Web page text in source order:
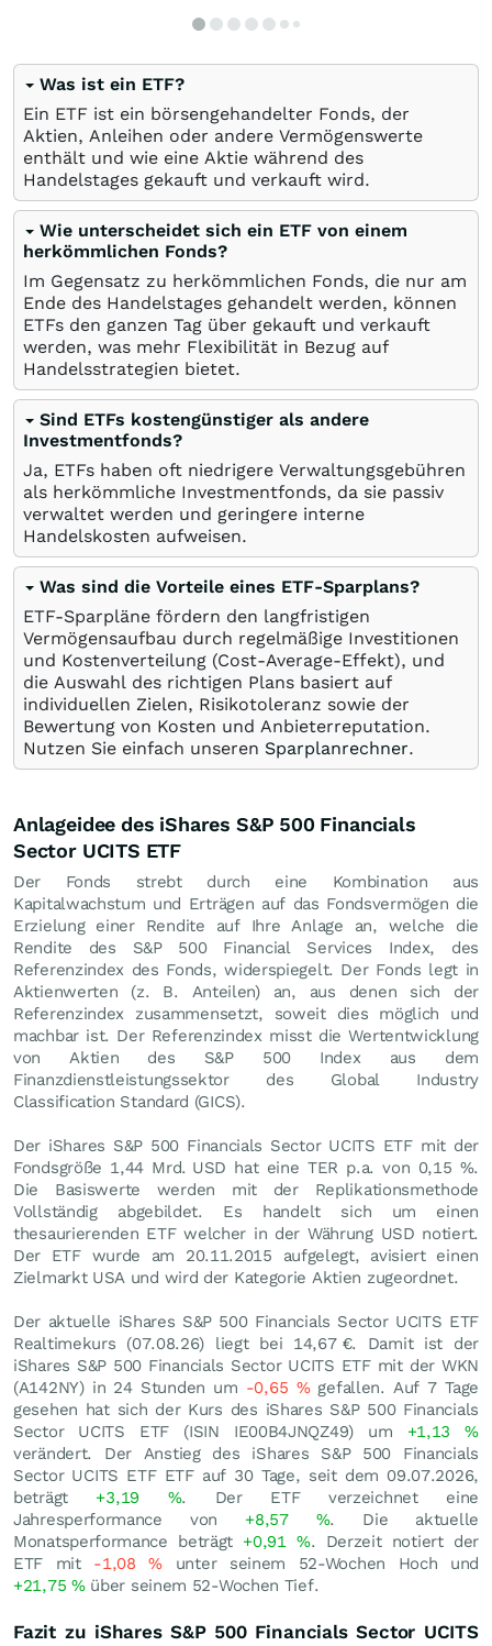
Was ist ein ETF?
Ein ETF ist ein börsengehandelter Fonds, der
Aktien, Anleihen oder andere Vermögenswerte
enthält und wie eine Aktie während des
Handelstages gekauft und verkauft wird.
Wie unterscheidet sich ein ETF von einem
herkömmlichen Fonds?
Im Gegensatz zu herkömmlichen Fonds, die nur am
Ende des Handelstages gehandelt werden, können
ETFs den ganzen Tag über gekauft und verkauft
werden, was mehr Flexibilität in Bezug auf
Handelsstrategien bietet.
Sind ETFs kostengünstiger als andere
Investmentfonds?
Ja, ETFs haben oft niedrigere Verwaltungsgebühren
als herkömmliche Investmentfonds, da sie passiv
verwaltet werden und geringere interne
Handelskosten aufweisen.
Was sind die Vorteile eines ETF-Sparplans?
ETF-Sparpläne fördern den langfristigen
Vermögensaufbau durch regelmäßige Investitionen
und Kostenverteilung (Cost-Average-Effekt), und
die Auswahl des richtigen Plans basiert auf
individuellen Zielen, Risikotoleranz sowie der
Bewertung von Kosten und Anbieterreputation.
Nutzen Sie einfach unseren Sparplanrechner.
Anlageidee des iShares S&P 500 Financials
Sector UCITS ETF
Der Fonds strebt durch eine Kombination aus
Kapitalwachstum und Erträgen auf das Fondsvermögen die
Erzielung einer Rendite auf Ihre Anlage an, welche die
Rendite des S&P 500 Financial Services Index, des
Referenzindex des Fonds, widerspiegelt. Der Fonds legt in
Aktienwerten (z. B. Anteilen) an, aus denen sich der
Referenzindex zusammensetzt, soweit dies möglich und
machbar ist. Der Referenzindex misst die Wertentwicklung
von Aktien des S&P 500 Index aus dem
Finanzdienstleistungssektor des Global Industry
Classification Standard (GICS).
Der iShares S&P 500 Financials Sector UCITS ETF mit der
Fondsgröße 1,44 Mrd. USD hat eine TER p.a. von 0,15 %.
Die Basiswerte werden mit der Replikationsmethode
Vollständig abgebildet. Es handelt sich um einen
thesaurierenden ETF welcher in der Währung USD notiert.
Der ETF wurde am 20.11.2015 aufgelegt, avisiert einen
Zielmarkt USA und wird der Kategorie Aktien zugeordnet.
Der aktuelle iShares S&P 500 Financials Sector UCITS ETF
Realtimekurs (07.08.26) liegt bei 14,67 €. Damit ist der
iShares S&P 500 Financials Sector UCITS ETF mit der WKN
(A142NY) in 24 Stunden um -0,65 %gefallen. Auf 7 Tage
gesehen hat sich der Kurs des iShares S&P 500 Financials
Sector UCITS ETF (ISIN IE00B4JNQZ49) um +1,13%
verändert. Der Anstieg des iShares S&P 500 Financials
Sector UCITS ETF ETF auf 30 Tage, seit dem 09.07.2026,
beträgt +3,19 %. Der ETF verzeichnet eine
Jahresperformance von +8,57 %. Die aktuelle
Monatsperformance beträgt +0,91 %. Derzeit notiert der
ETF mit -1,08% unter seinem 52-Wochen Hoch und
+21,75 %über seinem 52-Wochen Tief.
Fazit zu iShares S&P 500 Financials Sector UCITS